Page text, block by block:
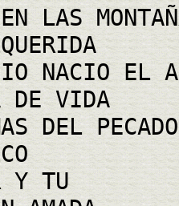
LAS
NACIO EL
DE VIDA
DEL PECADO
Y TU